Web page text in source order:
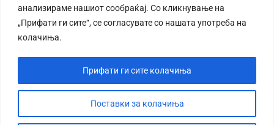
анализираме нашиот сообраќај. Со кликнување на
„Прифати ги сите“, се согласувате со нашата употреба на
колачиња.
Поставки за колачиња
Прифати ги сите колачиња